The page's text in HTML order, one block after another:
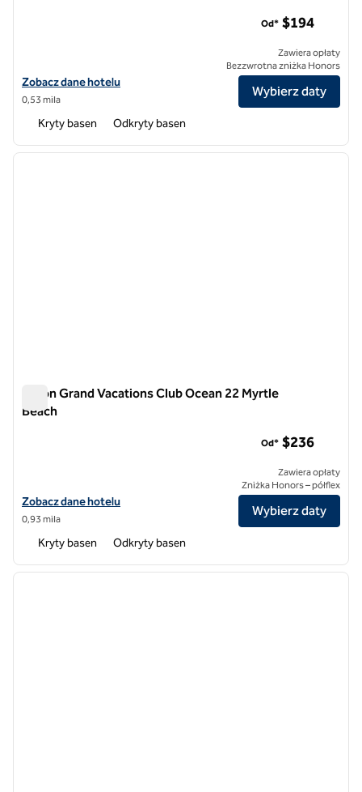
Zobacz szczegóły hotelu Hilton Grand Vacations Club Ocean
Zobacz dane hotelu
0,53 mila
Od* $194
Zawiera opłaty
Bezzwrotna zniżka Honors
Wybierz daty
Kryty basen Odkryty basen
1 z 12
Hilton Grand Vacations Club Ocean 22 Myrtle
Beach
Zobacz szczegóły hotelu Hilton Grand Vacations Club Ocean 22
Zobacz dane hotelu
0,93 mila
Od* $236
Zawiera opłaty
Zniżka Honors – półflex
Wybierz daty
Kryty basen Odkryty basen
1 z 9